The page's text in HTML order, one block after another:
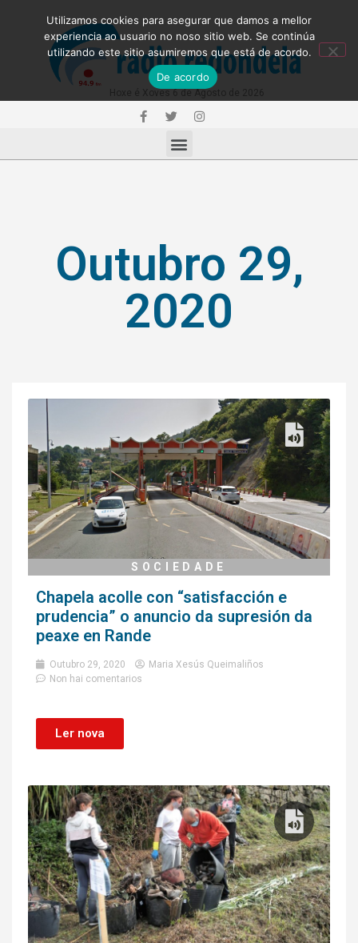
Outubro 29,
2020
SOCIEDADE
Chapela acolle con “satisfacción e
prudencia” o anuncio da supresión da
peaxe en Rande
Outubro 29, 2020
Maria Xesús Queimaliños
Non hai comentarios
Ler nova
Utilizamos cookies para asegurar que damos a mellor
experiencia ao usuario no noso sitio web. Se continúa
utilizando este sitio asumiremos que está de acordo.
De acordo